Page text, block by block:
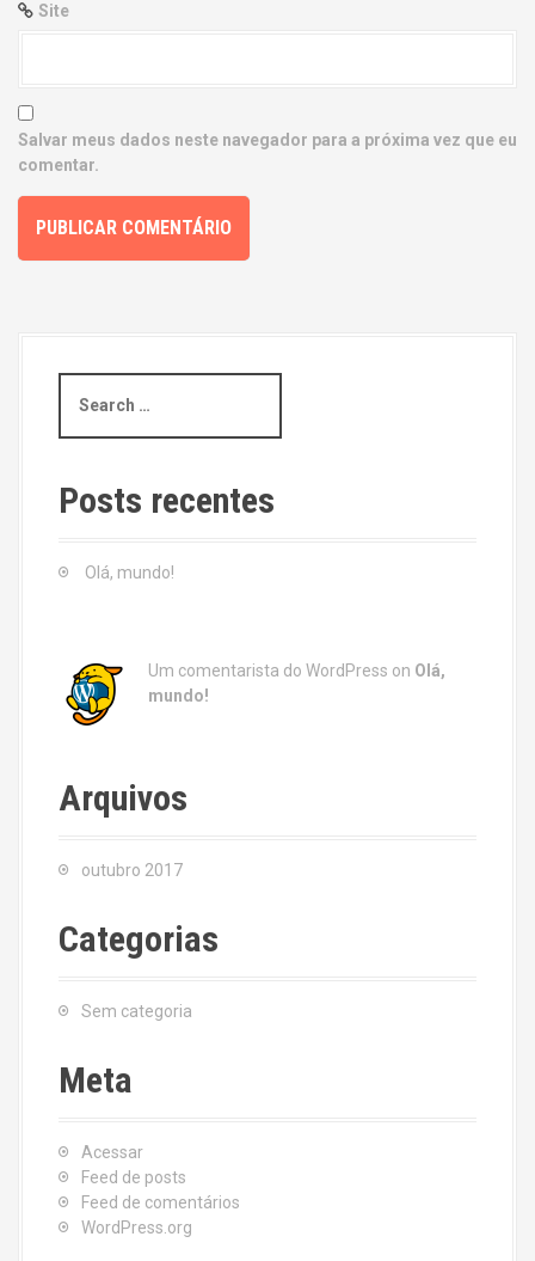
Site
Salvar meus dados neste navegador para a próxima vez que eu
comentar.
a
c
h
Posts recentes
Olá, mundo!
Um comentarista do WordPress on Olá,
mundo!
Arquivos
outubro 2017
Categorias
Sem categoria
Meta
Acessar
Feed de posts
Feed de comentários
WordPress.org